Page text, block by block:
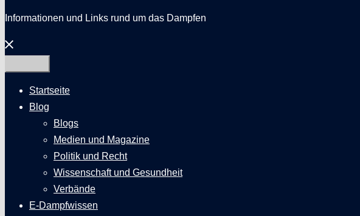
Informationen und Links rund um das Dampfen
Menü
schließen
Startseite
Blog
Blogs
Medien und Magazine
Politik und Recht
Wissenschaft und Gesundheit
Verbände
E-Dampfwissen